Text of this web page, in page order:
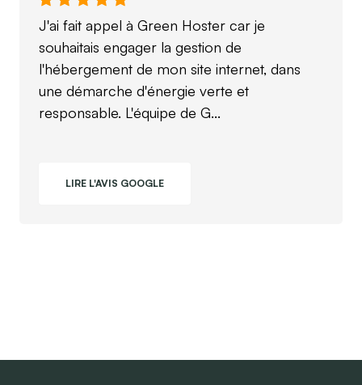
J'ai fait appel à Green Hoster car je
souhaitais engager la gestion de
l'hébergement de mon site internet, dans
une démarche d'énergie verte et
responsable. L'équipe de G...
LIRE L'AVIS GOOGLE